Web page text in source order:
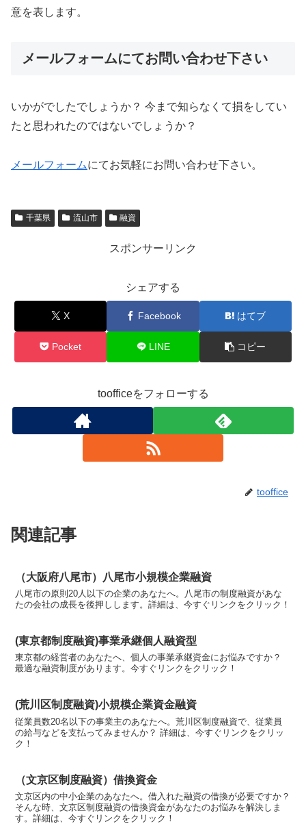
意を表します。
メールフォームにてお問い合わせ下さい
いかがでしたでしょうか？ 今まで知らなくて損をしてい
たと思われたのではないでしょうか？
メールフォームにてお気軽にお問い合わせ下さい。
千葉県 流山市 融資
スポンサーリンク
シェアする
X Facebook はてブ
Pocket LINE コピー
toofficeをフォローする
tooffice
関連記事
（大阪府八尾市）八尾市小規模企業融資
八尾市の原則20人以下の企業のあなたへ。八尾市の制度融資があな
たの会社の成長を後押しします。詳細は、今すぐリンクをクリック！
(東京都制度融資)事業承継個人融資型
東京都の経営者のあなたへ、個人の事業承継資金にお悩みですか？
最適な融資制度があります。今すぐリンクをクリック！
(荒川区制度融資)小規模企業資金融資
従業員数20名以下の事業主のあなたへ。荒川区制度融資で、従業員
の給与などを支払ってみませんか？ 詳細は、今すぐリンクをクリッ
ク！
（文京区制度融資）借換資金
文京区内の中小企業のあなたへ。借入れた融資の借換が必要ですか？
そんな時、文京区制度融資の借換資金があなたのお悩みを解決しま
す。詳細は、今すぐリンクをクリック！